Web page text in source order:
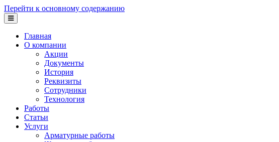
Перейти к основному содержанию
Главная
О компании
Акции
Документы
История
Реквизиты
Сотрудники
Технология
Работы
Статьи
Услуги
Арматурные работы